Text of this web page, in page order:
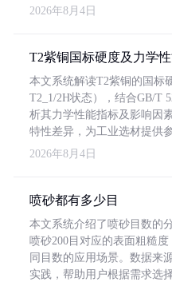
2026年8月4日
T2紫铜国标硬度及力学
本文系统解读T2紫铜的国标
T2_1/2H状态），结合GB/T
析其力学性能指标及影响因
特性差异，为工业选材提供参
2026年8月4日
喷砂都有多少目
本文系统介绍了喷砂目数的
喷砂200目对应的表面粗糙
同目数的应用场景。数据来
实践，帮助用户根据需求选